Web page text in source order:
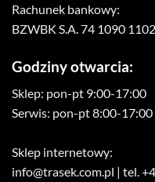
Rachunek bankowy:
BZWBK S.A. 74 1090
Godziny otwarcia:
Sklep: pon-pt 9:00-17:00
Serwis: pon-pt 8:00-17:00
Sklep internetowy:
info@trasek.com.pl | tel.